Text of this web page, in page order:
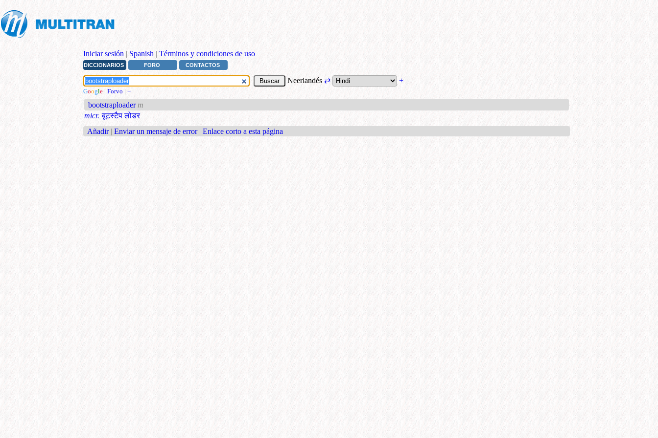
Iniciar sesión | Spanish | Términos y condiciones de uso
DICCIONARIOS FORO CONTACTOS
Neerlandés ⇄ +
Google | Forvo | +
bootstraploader m
micr. बूटस्टैप लोडर
Añadir | Enviar un mensaje de error | Enlace corto a esta página